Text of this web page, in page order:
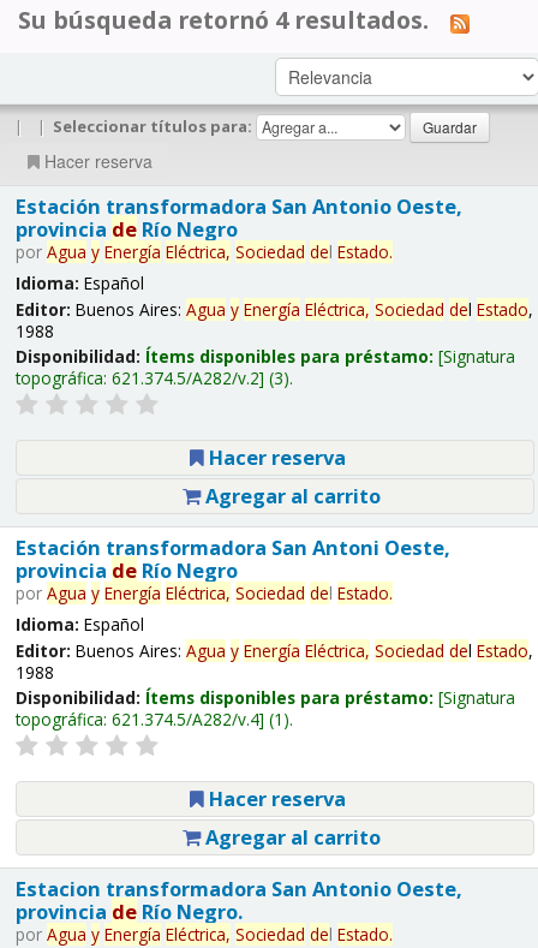
Su búsqueda retornó 4 resultados.
| | Seleccionar títulos para:
Hacer reserva
Estación transformadora San Antonio Oeste,
provincia deRío Negro
por Agua y Energía Eléctrica, Sociedad del Estado.
Idioma: Español
Editor: Buenos Aires: Agua y Energía Eléctrica, Sociedad del Estado,
1988
Disponibilidad: Ítems disponibles para préstamo: Signatura
topográfica: 621.374.5/A282/v.2 (3).
Hacer reserva
Agregar al carrito
Estación transformadora San Antoni Oeste,
provincia deRío Negro
por Agua y Energía Eléctrica, Sociedad del Estado.
Idioma: Español
Editor: Buenos Aires: Agua y Energía Eléctrica, Sociedad del Estado,
1988
Disponibilidad: Ítems disponibles para préstamo: Signatura
topográfica: 621.374.5/A282/v.4 (1).
Hacer reserva
Agregar al carrito
Estacion transformadora San Antonio Oeste,
provincia deRío Negro.
por Agua y Energía Eléctrica, Sociedad del Estado.